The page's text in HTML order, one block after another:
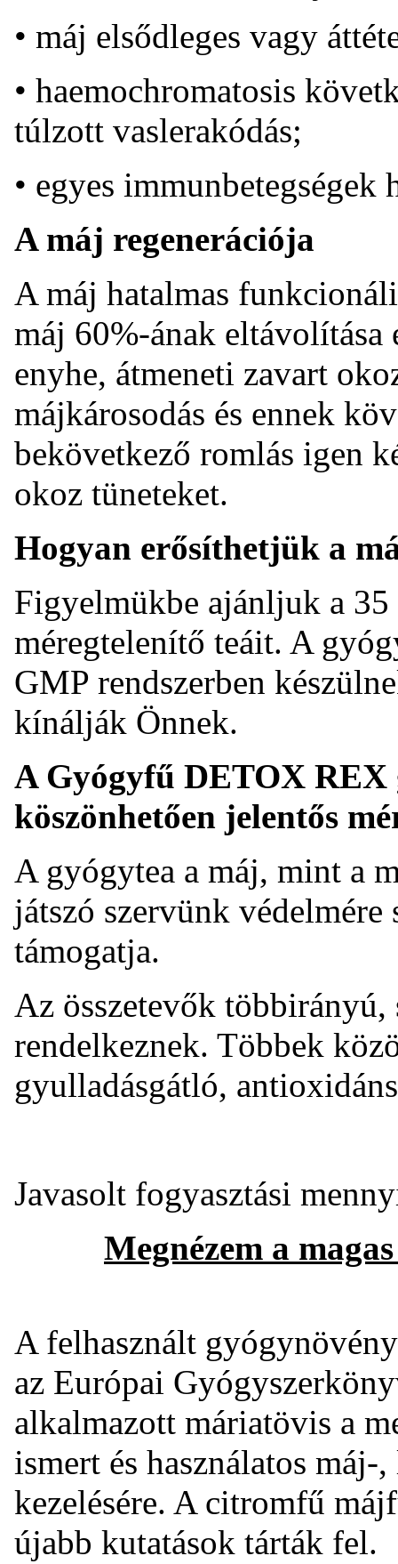
• máj elsődleges vagy
• haemochromatosis
túlzott vaslerakódás;
• egyes immunbetegségek
A máj regenerációja
A máj hatalmas
máj 60%-ának eltávolítása
enyhe, átmeneti zavart
májkárosodás és ennek
bekövetkező romlás igen
okoz tüneteket.
Hogyan erősíthetjük a
Figyelmükbe ajánljuk a
méregtelenítő teáit. A
GMP rendszerben
kínálják Önnek.
A Gyógyfű DETOX
köszönhetően jelentős
A gyógytea a máj, mint a
játszó szervünk
támogatja.
Az összetevők
rendelkeznek. Többek
gyulladásgátló,
Javasolt fogyasztási
Megnézem a
A felhasznált
az Európai
alkalmazott máriatövis a
ismert és használatos máj-
kezelésére. A citromfű
újabb kutatások tárták fel.